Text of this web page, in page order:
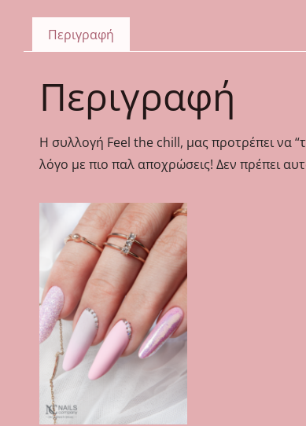
Περιγραφή
Περιγραφή
Η συλλογή Feel the chill, μας προτρέπει να
λόγο με πιο παλ αποχρώσεις! Δεν πρέπει